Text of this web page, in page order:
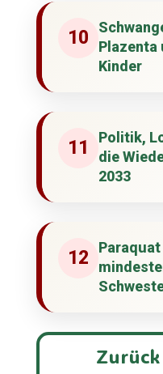
10
Plazenta
Kinder
11
Politik,
die
2033
12